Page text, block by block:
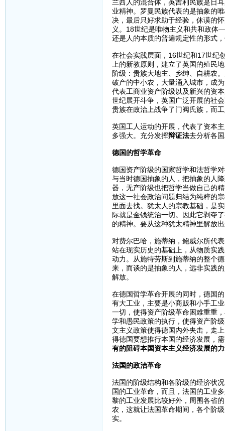
兰西人的混合体，英吉利民族是日
业精神。罗曼民族代表的是抽象的
决，最后只好求助于经验，休谟的
义。18世纪是唯物主义和共和政体
还是人的本质的普遍规定性的形式
在社会实践层面，16世纪和17世纪
上的新教原则，建立了英国的殖民
阶级：贵族大地主、乡绅、自耕农
破产的中小农，大量涌入城市，成
代表工商业资产阶级以及新兴的资
世纪展开斗争，英国广泛开展的社
贵族在政治上战争了门阀氏族，而
英国工人运动的开展，代表了资本
多强大。充分发挥辩证法去分析各
德国的哲学革命
德国资产阶级的国家哲学和法哲学
与当时德国抽象的人，把抽象的人
器，无产阶级也把哲学当做自己的
放这一社会政治问题归结为纯粹的
里面去找。犹太人的宗教基础，是
际就是金钱统治一切。因此它剥夺
的精神。要从这种犹太精神里解放
对费尔巴哈，施蒂纳，鲍威尔所代
站在现实历史的基础上，从物质实
动力。从施特劳斯到施蒂纳的整个
来，而谈的是抽象的人，远非实践
解放。
在德国哲学革命开展的同时，德国
有大工业，主要是小商贩和小手工
一切，使得资产阶级革命困难重重
学和愚民政策的执行，使得资产阶
文主义政策使得德国内外夹击，走
得德国要想推行本国的经济发展，
有的阻碍本国资本主义经济发展的
法国的政治革命
法国的阶级结构和各阶级的经济状
国的工业革命，而且，法国的工业
黎的工业发展比较好外，周围各省
农，这就让法国革命期间，各个阶
实。